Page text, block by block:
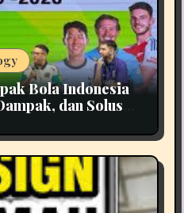
Bola Indonesia
dan Solusi